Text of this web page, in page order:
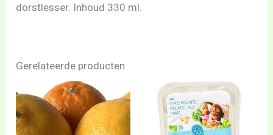
dorstlesser. Inhoud 330 ml.
Gerelateerde producten